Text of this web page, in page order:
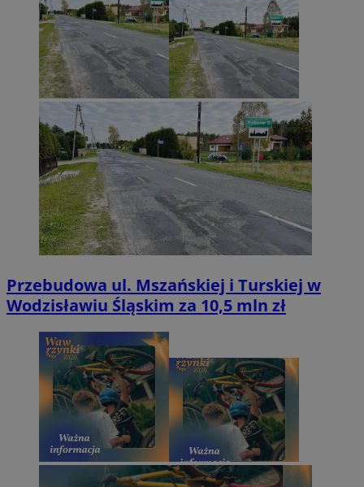
Przebudowa ul. Mszańskiej i Turskiej w
Wodzisławiu Śląskim za 10,5 mln zł